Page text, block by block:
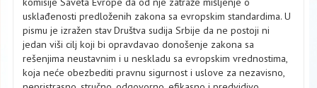
usklađenosti predloženih zakona sa evropskim standardima. U
pismu je izražen stav Društva sudija Srbije da ne postoji ni
jedan viši cilj koji bi opravdavao donošenje zakona sa
rešenjima neustavnim i u neskladu sa evropskim vrednostima,
koja neće obezbediti pravnu sigurnost i uslove za nezavisno,